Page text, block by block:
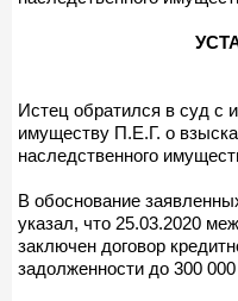
Истец обратился в суд с
имуществу П.Е.Г. о
наследственного
В обоснование
указал, что 25.03.2020
заключен договор
задолженности до 300